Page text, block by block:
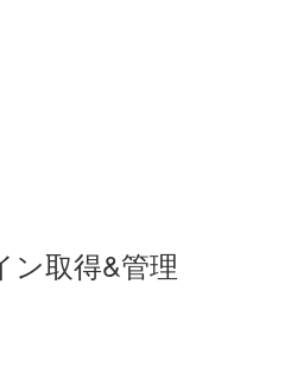
ン取得&管理